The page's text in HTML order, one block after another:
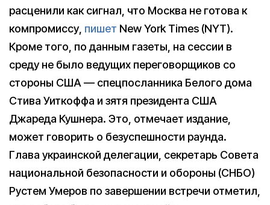
расценили как сигнал, что Москва не готова к
компромиссу, пишет New York Times (NYT).
Кроме того, по данным газеты, на сессии в
среду не было ведущих переговорщиков со
стороны США — спецпосланника Белого дома
Стива Уиткоффа и зятя президента США
Джареда Кушнера. Это, отмечает издание,
может говорить о безуспешности раунда.
Глава украинской делегации, секретарь Совета
национальной безопасности и обороны (СНБО)
Рустем Умеров по завершении встречи отметил,